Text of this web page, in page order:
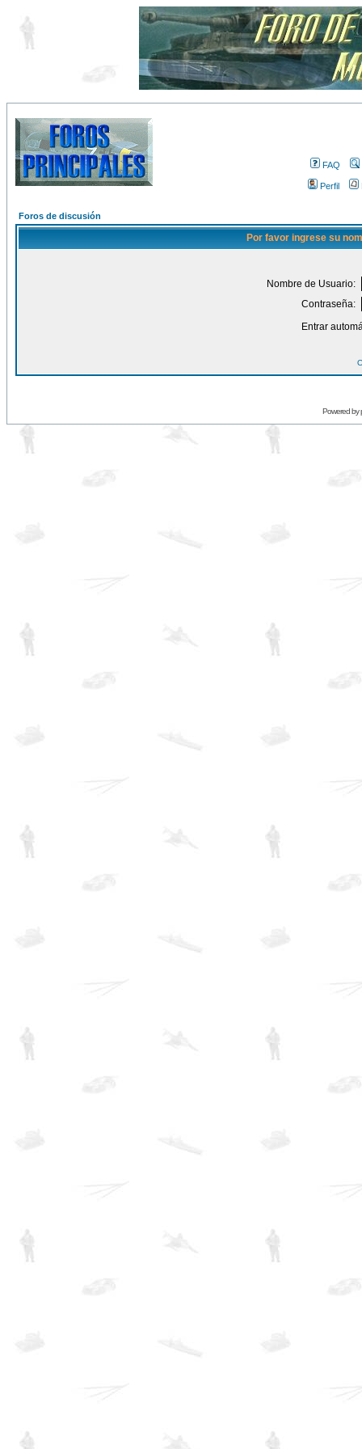
FAQ
Perfil
Foros de discusión
Por favor ingrese su
Nombre de Usuario:
Contraseña:
Entrar
Powered by